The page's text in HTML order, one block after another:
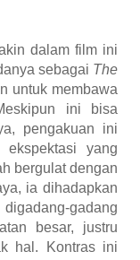
dalam film ini
sebagai The
untuk membawa
ini bisa
pengakuan ini
yang
bergulat dengan
ia dihadapkan
gadang
besar, justru
hal. Kontras ini